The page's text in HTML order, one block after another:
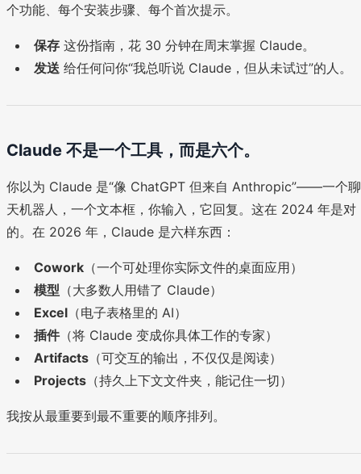
个功能、每个安装步骤、每个首次提示。
保存 这份指南，花 30 分钟在周末掌握 Claude。
发送 给任何问你“我总听说 Claude，但从未试过”的人。
Claude 不是一个工具，而是六个。
你以为 Claude 是“像 ChatGPT 但来自 Anthropic”——一个聊
天机器人，一个文本框，你输入，它回复。这在 2024 年是对
的。在 2026 年，Claude 是六样东西：
Cowork （一个可处理你实际文件的桌面应用）
模型 （大多数人用错了 Claude）
Excel （电子表格里的 AI）
插件（将 Claude 变成你具体工作的专家）
Artifacts （可交互的输出，不仅仅是阅读）
Projects （持久上下文文件夹，能记住一切）
我按从最重要到最不重要的顺序排列。